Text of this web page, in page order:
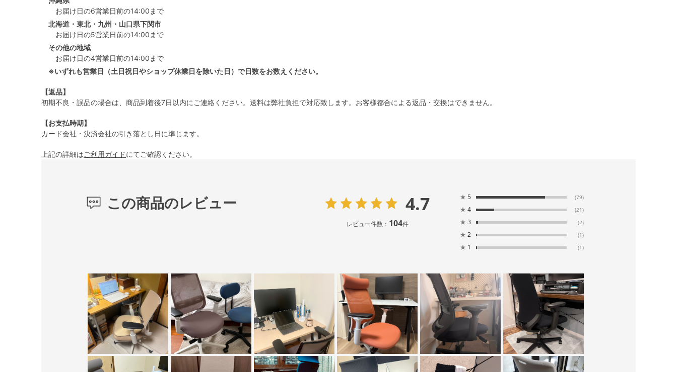
お届け日の6営業日前の14:00まで
北海道・東北・九州・山口県下関市
お届け日の5営業日前の14:00まで
その他の地域
お届け日の4営業日前の14:00まで
※いずれも営業日（土日祝日やショップ休業日を除いた日）で日数をお数えください。
【返品】
初期不良・誤品の場合は、商品到着後7日以内にご連絡ください。送料は弊社負担で対応致します。お客様都合による返品・交換はできません。
【お支払時期】
カード会社・決済会社の引き落とし日に準じます。
上記の詳細はご利用ガイドにてご確認ください。
この商品のレビュー 4.7
レビュー件数： 104件
★ 5 (79)
★ 4 (21)
★ 3 (2)
★ 2 (1)
★ 1 (1)